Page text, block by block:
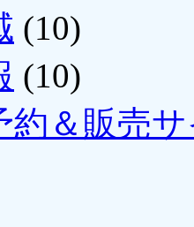
(10)
(10)
約＆販売